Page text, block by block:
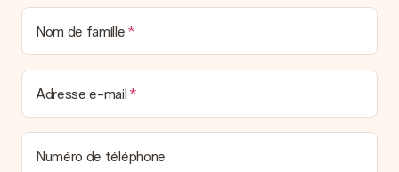
Paiement
Comment puis-je régler ma commande ?
Nous proposons les formes de paiement suivantes : Paypal,
carte bancaire ou par virement bancaire. Comptez un délai de
3 jours supplémentaires pour la livraison de votre cadeau en
cas de paiement par virement bancaire.
Réception du cadeau
Nom de famille
Adresse e-mail
Numéro de téléphone